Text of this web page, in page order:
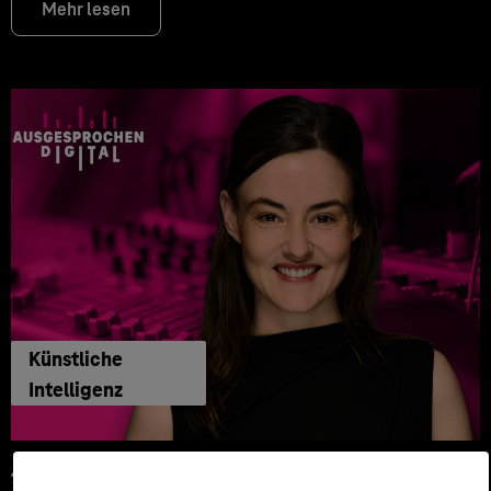
Mehr lesen
Künstliche
Intelligenz
12.03.2026